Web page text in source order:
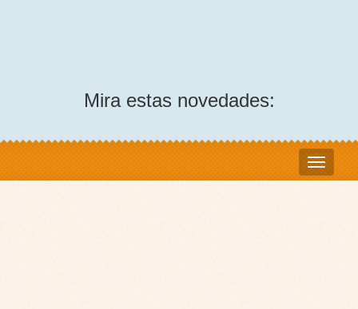
Mira estas novedades: